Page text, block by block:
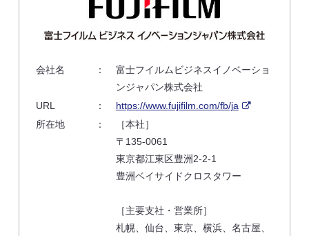
会社名 ：
富士フイルムビジネスイノベーショ
ンジャパン株式会社
URL
：
https://www.fujifilm.com/fb/ja
所在地
：
［本社］
〒135-0061
東京都江東区豊洲2-2-1
豊洲ベイサイドクロスタワー
［主要支社・営業所］
札幌、仙台、東京、横浜、名古屋、